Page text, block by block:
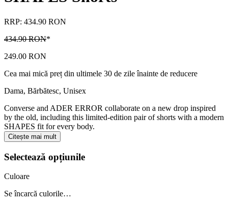
RRP: 434.90 RON
434.90 RON*
249.00 RON
Cea mai mică preț din ultimele 30 de zile înainte de reducere
Dama, Bărbătesc, Unisex
Converse and ADER ERROR collaborate on a new drop inspired
by the old, including this limited-edition pair of shorts with a modern
SHAPES fit for every body.
Citește mai mult
Selectează opțiunile
Culoare
Se încarcă culorile…